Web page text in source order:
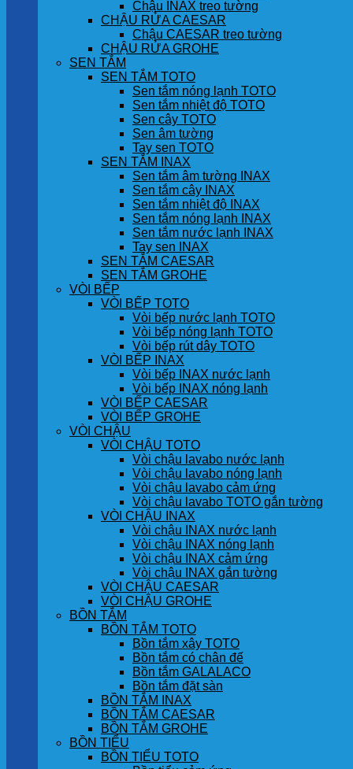
Chậu INAX treo tường
CHẬU RỬA CAESAR
Chậu CAESAR treo tường
CHẬU RỬA GROHE
SEN TẮM
SEN TẮM TOTO
Sen tắm nóng lạnh TOTO
Sen tắm nhiệt độ TOTO
Sen cây TOTO
Sen âm tường
Tay sen TOTO
SEN TẮM INAX
Sen tắm âm tường INAX
Sen tắm cây INAX
Sen tắm nhiệt độ INAX
Sen tắm nóng lạnh INAX
Sen tắm nước lạnh INAX
Tay sen INAX
SEN TẮM CAESAR
SEN TẮM GROHE
VÒI BẾP
VÒI BẾP TOTO
Vòi bếp nước lạnh TOTO
Vòi bếp nóng lạnh TOTO
Vòi bếp rút dây TOTO
VÒI BẾP INAX
Vòi bếp INAX nước lạnh
Vòi bếp INAX nóng lạnh
VÒI BẾP CAESAR
VÒI BẾP GROHE
VÒI CHẬU
VÒI CHẬU TOTO
Vòi chậu lavabo nước lạnh
Vòi chậu lavabo nóng lạnh
Vòi chậu lavabo cảm ứng
Vòi chậu lavabo TOTO gắn tường
VÒI CHẬU INAX
Vòi chậu INAX nước lạnh
Vòi chậu INAX nóng lạnh
Vòi chậu INAX cảm ứng
Vòi chậu INAX gắn tường
VÒI CHẬU CAESAR
VÒI CHẬU GROHE
BỒN TẮM
BỒN TẮM TOTO
Bồn tắm xây TOTO
Bồn tắm có chân đế
Bồn tắm GALALACO
Bồn tắm đặt sàn
BỒN TẮM INAX
BỒN TẮM CAESAR
BỒN TẮM GROHE
BỒN TIỂU
BỒN TIỂU TOTO